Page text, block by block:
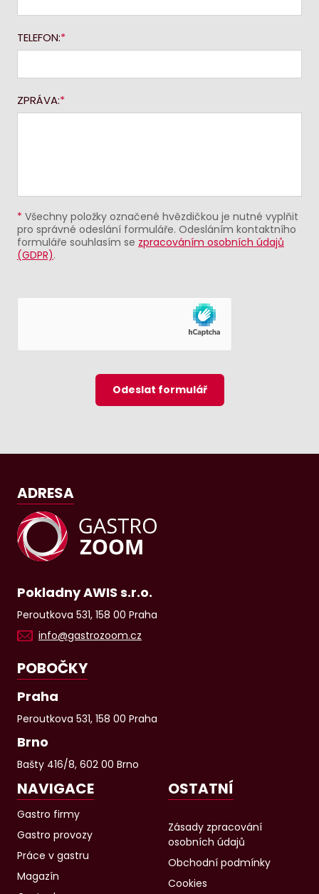
TELEFON:
ZPRÁVA:
* Všechny položky označené hvězdičkou je nutné vyplňit
pro správné odeslání formuláře. Odesláním kontaktního
formuláře souhlasím se zpracováním osobních údajů
(GDPR).
Odeslat formulář
ADRESA
Pokladny AWIS s.r.o.
Peroutkova 531, 158 00 Praha
info@gastrozoom.cz
POBOČKY
Praha
Peroutkova 531, 158 00 Praha
Brno
Bašty 416/8, 602 00 Brno
NAVIGACE
Gastro firmy
Gastro provozy
Práce v gastru
Magazín
OSTATNÍ
Zásady zpracování
osobních údajů
Obchodní podmínky
Cookies